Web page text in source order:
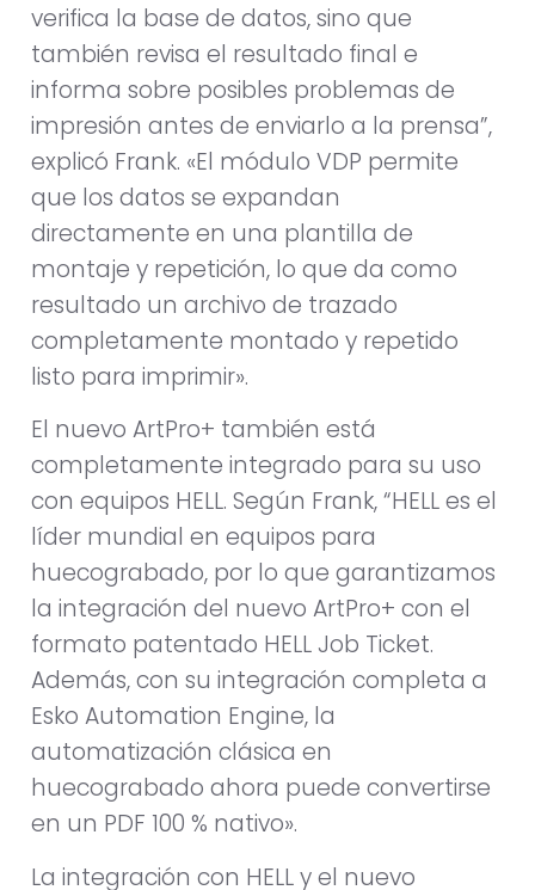
verifica la base de datos, sino que
también revisa el resultado final e
informa sobre posibles problemas de
impresión antes de enviarlo a la prensa”,
explicó Frank. «El módulo VDP permite
que los datos se expandan
directamente en una plantilla de
montaje y repetición, lo que da como
resultado un archivo de trazado
completamente montado y repetido
listo para imprimir».
El nuevo ArtPro+ también está
completamente integrado para su uso
con equipos HELL. Según Frank, “HELL es el
líder mundial en equipos para
huecograbado, por lo que garantizamos
la integración del nuevo ArtPro+ con el
formato patentado HELL Job Ticket.
Además, con su integración completa a
Esko Automation Engine, la
automatización clásica en
huecograbado ahora puede convertirse
en un PDF 100 % nativo».
La integración con HELL y el nuevo